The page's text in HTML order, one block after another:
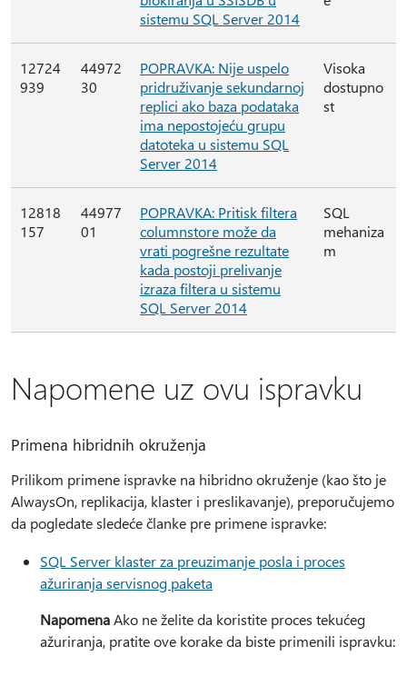
sistemu SQL Server 2014
12724
939
44972
30
POPRAVKA: Nije uspelo
pridruživanje sekundarnoj
replici ako baza podataka
ima nepostojeću grupu
datoteka u sistemu SQL
Server 2014
Visoka
dostupno
st
12818
157
44977
01
POPRAVKA: Pritisk filtera
columnstore može da
vrati pogrešne rezultate
kada postoji prelivanje
izraza filtera u sistemu
SQL Server 2014
SQL
mehaniza
m
Napomene uz ovu ispravku
Primena hibridnih okruženja
Prilikom primene ispravke na hibridno okruženje (kao što je
AlwaysOn, replikacija, klaster i preslikavanje), preporučujemo
da pogledate sledeće članke pre primene ispravke:
SQL Server klaster za preuzimanje posla i proces
ažuriranja servisnog paketa
NapomenaAko ne želite da koristite proces tekućeg
ažuriranja, pratite ove korake da biste primenili ispravku: